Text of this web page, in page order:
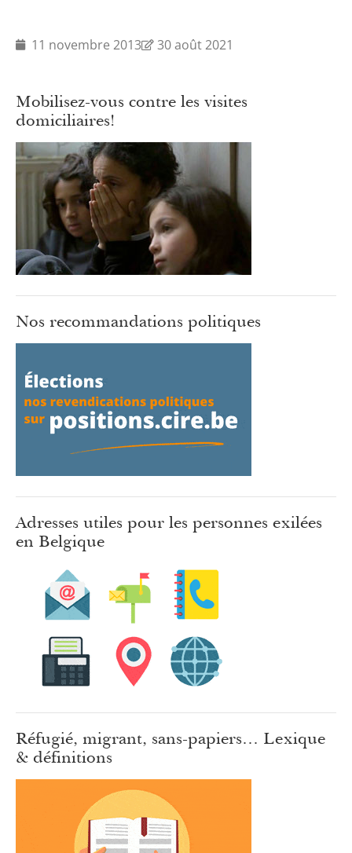
11 novembre 2013 30 août 2021
Mobilisez-vous contre les visites
domiciliaires!
Nos recommandations politiques
Adresses utiles pour les personnes exilées
en Belgique
Réfugié, migrant, sans-papiers… Lexique
& définitions